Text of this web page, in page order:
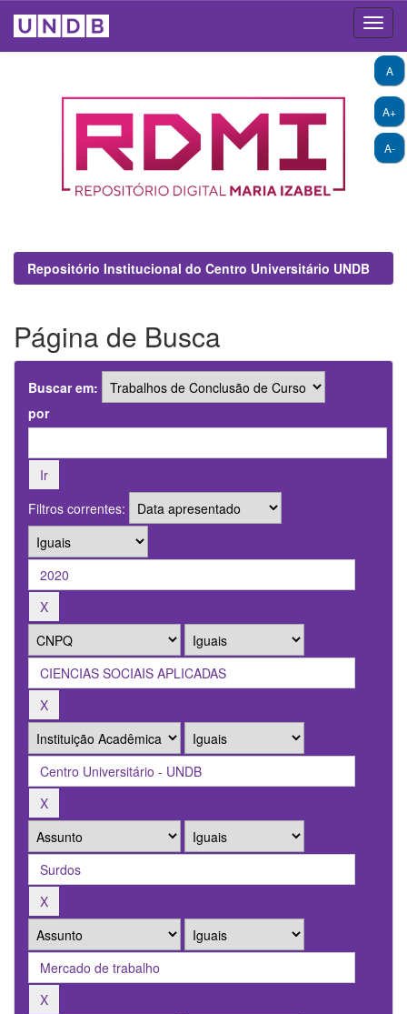
A+
A-
A
Repositório Institucional do Centro Universitário UNDB
Página de Busca
Buscar em:
por
Filtros correntes: